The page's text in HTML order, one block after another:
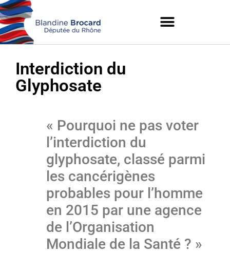
Interdiction du
Glyphosate
« Pourquoi ne pas voter
l’interdiction du
glyphosate, classé parmi
les cancérigènes
probables pour l’homme
en 2015 par une agence
de l’Organisation
Mondiale de la Santé ? »